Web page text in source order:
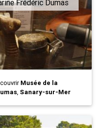
Frédéric Dumas
Musée de la
, Sanary-sur-Mer